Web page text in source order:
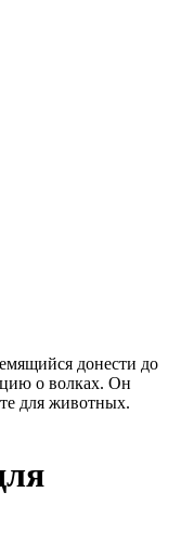
донести до
о волках. Он
для животных.